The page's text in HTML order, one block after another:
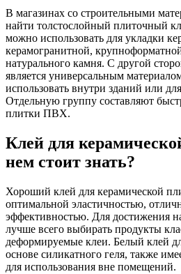
В магазинах со строительными
найти толстослойный плиточный
можно использовать для укладки
керамогранитной,
натурального камня. С другой
является универсальным
использовать внутри зданий или
Отдельную группу составляют
плитки ПВХ.
Клей для
нем стоит знать?
Хороший клей для керамической
оптимальной эластичностью,
эффективностью. Для достижения
лучше всего выбирать продукты
деформируемые клеи. Белый клей
основе силикатного геля, также
для использования вне помещений.